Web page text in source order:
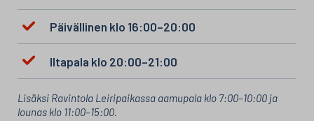
Päivällinen klo 16:00–20:00
Iltapala klo 20:00–21:00
Lisäksi Ravintola Leiripaikassa aamupala klo 7:00–10:00 ja
lounas klo 11:00–15:00.